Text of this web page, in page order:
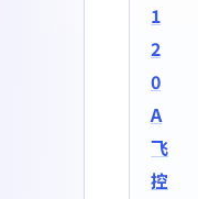
1
2
0
A
飞
控